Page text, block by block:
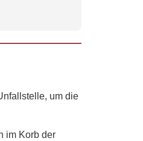
um die
im Korb der